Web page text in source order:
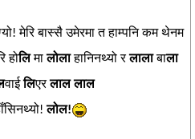
मेरि बास्सै उमेरमा त हाम्पनि कम थेनम
होलिमालोलाहानिनथ्यो रलालाबाला
वाईलिएरलाल लाल
लोल!